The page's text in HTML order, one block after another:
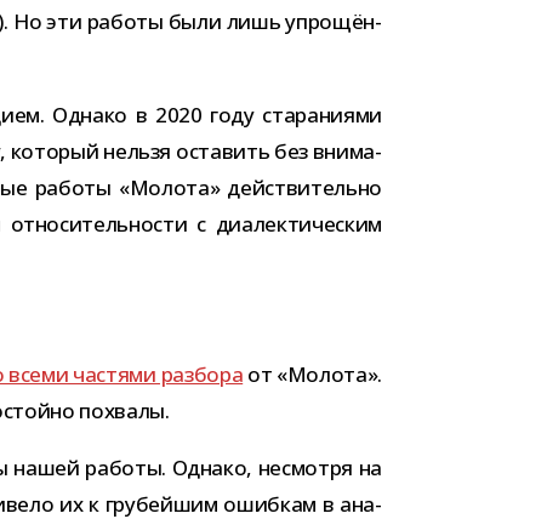
Но эти работы были лишь упро­щён­
Однако в 2020 году ста­ра­ни­ями
кото­рый нельзя оста­вить без вни­ма­
работы «Молота» дей­стви­тельно
с диа­лек­ти­че­ским
всеми частями раз­бора от «Молота».
похвалы.
нашей работы. Однако, несмотря на
их к гру­бей­шим ошиб­кам в ана­